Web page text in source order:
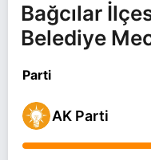
Bağcılar
Belediye
Parti
AK Parti